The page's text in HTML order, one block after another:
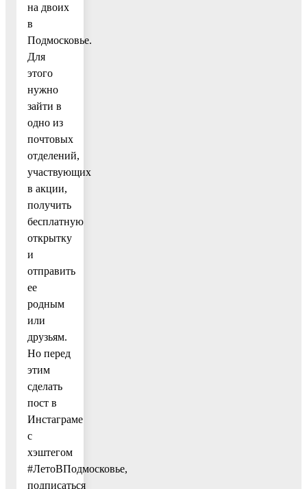
на двоих
в
Подмосковье.
Для
этого
нужно
зайти в
одно из
почтовых
отделений,
участвующих
в акции,
получить
бесплатную
открытку
и
отправить
ее
родным
или
друзьям.
Но перед
этим
сделать
пост в
Инстаграме
с
хэштегом
#ЛетоВПодмосковье,
подписаться